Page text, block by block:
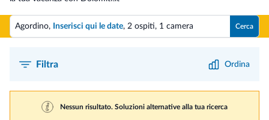
Agordino, Inserisci qui le date, 2 ospiti, 1 camera Cerca
Filtra Ordina
Nessun risultato. Soluzioni alternative alla tua ricerca